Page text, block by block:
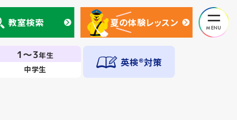
教室検索
夏の体験レッスン
夏の体験レッスン
1～3年生
中学生
英検®対策